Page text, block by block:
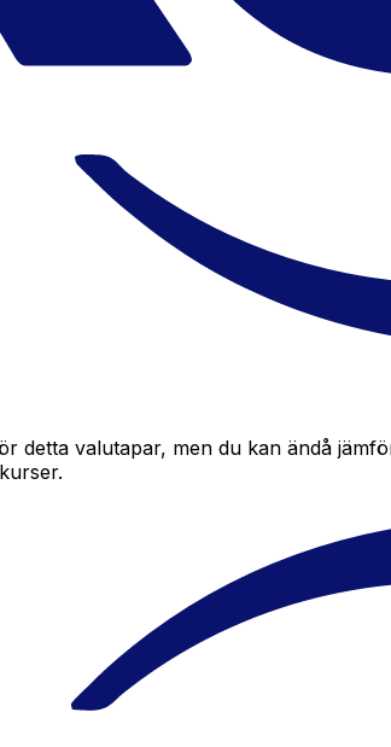
detta valutapar, men du kan ändå